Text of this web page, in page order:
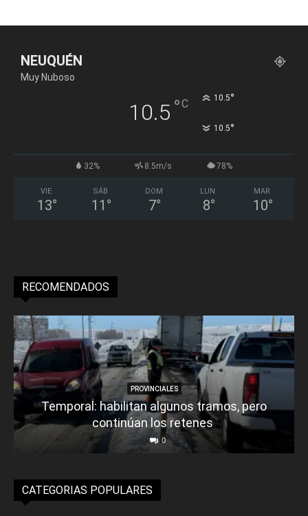
NEUQUÉN
Muy Nuboso
10.5 °C 10.5°
10.5°
32% 8.5m/s 78%
VIE
13°
SÁB
11 °
DOM
7°
LUN
8°
MAR
10°
RECOMENDADOS
PROVINCIALES
Temporal: habilitan algunos tramos, pero
continúan los retenes
0
CATEGORIAS POPULARES